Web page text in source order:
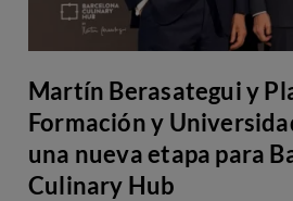
Martín Berasategui y
Formación y
una nueva etapa para
Culinary Hub